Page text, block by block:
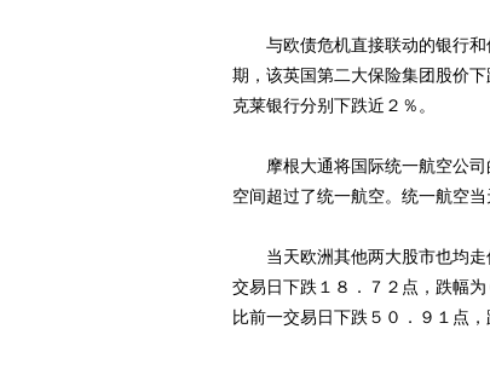
与欧债危机直接联动的银行和
期，该英国第二大保险集团股价
克莱银行分别下跌近２％。
摩根大通将国际统一航空公司
空间超过了统一航空。统一航空
当天欧洲其他两大股市也均走
交易日下跌１８．７２点，跌幅
比前一交易日下跌５０．９１点，